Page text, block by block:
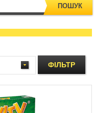
ПОШУК
ФІЛЬТР